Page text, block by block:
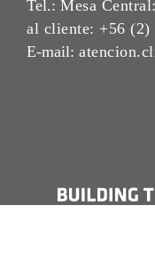
Tel.: Mesa
al cliente: +56 (2)
E-mail: